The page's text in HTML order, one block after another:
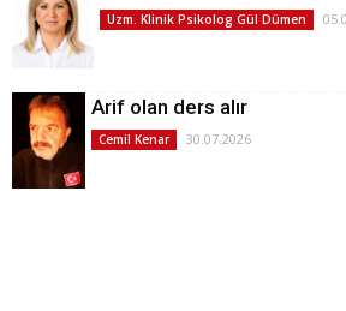
Uzm. Klinik Psikolog Gül Dümen
Arif olan ders alır
Cemil Kenar 30.07.2026